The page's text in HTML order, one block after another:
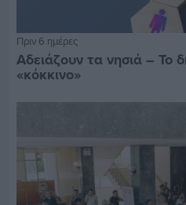
Πριν 6 ημέρες
Αδειάζουν τα νησιά – Το
«κόκκινο»